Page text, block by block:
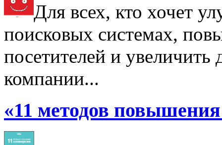
Для всех, кто хочет
поисковых системах,
посетителей и увеличить
компании...
«11 методов